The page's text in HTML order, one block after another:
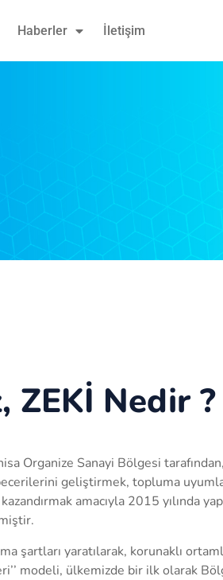
Haberler İletişim
ZEKİ Nedir ?
Organize Sanayi Bölgesi
geliştirmek, topluma
amacıyla 2015 yılında
şartları yaratılarak, korunaklı
modeli, ülkemizde bir ilk olarak